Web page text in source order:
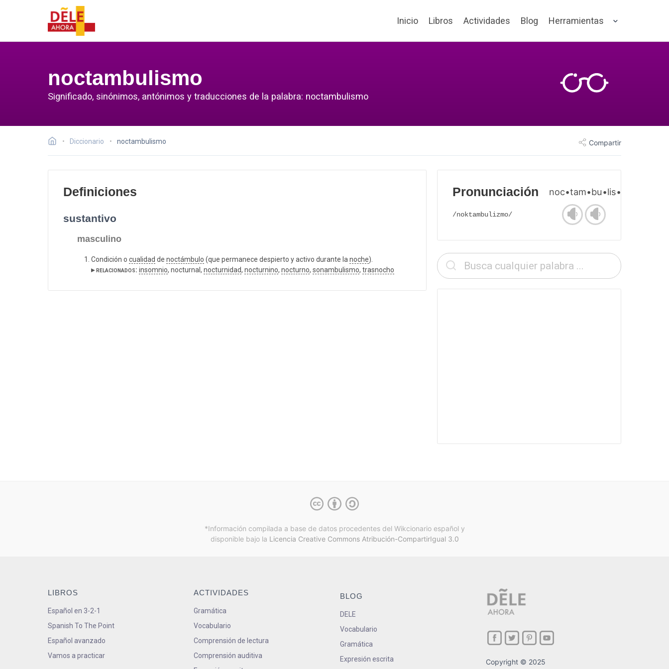
Inicio Libros Actividades Blog Herramientas
noctambulismo
Significado, sinónimos, antónimos y traducciones de la palabra: noctambulismo
Diccionario noctambulismo Compartir
Definiciones
sustantivo
masculino
Condición o cualidad de noctámbulo (que permanece despierto y activo durante lanoche).
▸ relacionados: insomnio, nocturnal, nocturnidad, nocturnino, nocturno, sonambulismo, trasnocho
Pronunciación noc•tam•bu•lis•mo
/noktambulizmo/
*Información compilada a base de datos procedentes del Wikcionario español y
disponible bajo la Licencia Creative Commons Atribución-CompartirIgual 3.0
LIBROS
Español en 3-2-1
Spanish To The Point
Español avanzado
Vamos a practicar
ACTIVIDADES
Gramática
Vocabulario
Comprensión de lectura
Comprensión auditiva
BLOG
DELE
Vocabulario
Gramática
Expresión escrita
Copyright © 2025